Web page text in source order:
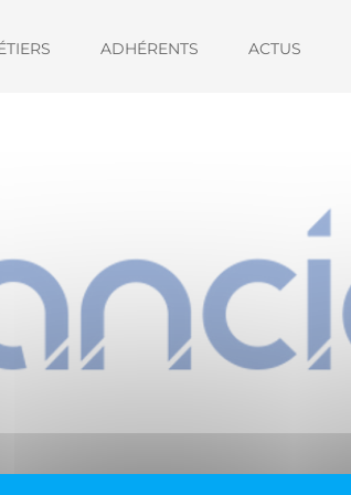
ADHÉRENTS ACTUS